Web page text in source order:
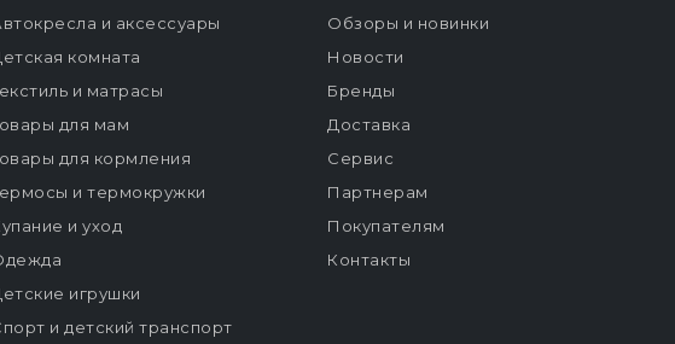
и аксессуары
комната
и матрасы
для мам
для кормления
и термокружки
и уход
игрушки
и детский транспорт
Обзоры и новинки
Новости
Бренды
Доставка
Сервис
Партнерам
Покупателям
Контакты